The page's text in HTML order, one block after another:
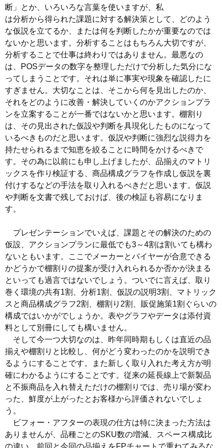
断」とか、いろいろな言葉を使いますが、私
は分析から得られた課題に対する解決策として、どのよう
な仮説を立てるか、または何を判断したかが重要なのでは
ないかと思います。分析することはもちろん大切ですが、
分析することで仕事は終わりではありません。最悪なの
は、POSデータの数字を整理しただけで分析した気分にな
ってしまうことです。それは単に事実や現象を確認したに
すぎません。大切なことは、そこから何を見出したのか、
それをどのように改善・解決していくのかアクションプラ
ンを立案することが一番ではないかと思います。棚割り
は、その見出された仮設や判断を具現化したものになって
いるべきものだと思います。仮説や判断に強烈な説得力を
持たせられるまで知恵を絞ることに時間をかけるべきで
す。その為に以前にも申し上げましたが、品揃えのマトリ
ックスを作り検証する、商品構成グラフを作成し仮説を裏
付けするなどの手法を取り入れるべきだと思います。仮説
や判断を文書で残しておけば、後の検証も容易になりま
す。
プレゼンテーションでいえば、課題とその解決のための
仮設、アクションプランに最低でも3～4割は割いても構わ
ないともいます。ここでメーカーとバイヤーが合意できる
かどうかで棚割りの提案が受け入れられるか否かが決まる
といっても過言ではないでしょう。ついでに言えば、取り
巻く環境の共有1割、分析1割、仮説の説明3割、マトリック
スと商品構成グラフ2割、棚割り2割、販促施策1割ぐらいの
構成ではいかがでしょうか。表やグラフやデータは添付資
料として別冊にしても構いません。
そして今一つ大切なのは、昨年同時期もしくは直近の品
揃えや棚割りと比較し、何がどう変わったのかを説明でき
るようにすることです。また新しく取り入れた考え方が明
確にわかるようにすることです。従来の延長線上で新製品
と不振商品を入れ替えただけの棚割りでは、売り場が変わ
った、鮮度が上がったとお客様から評価されないでしょ
う。
ビフォー・アフターの表現の仕方は特に決まった方法は
ありませんが、品種ごとのSKU数の増減、スペース構成比
の違い、前回と今回の品揃えをFPチャートで重ねてみるな